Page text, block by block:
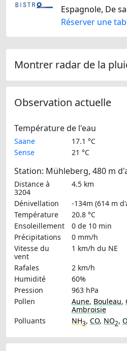
Réserver une
Montrer radar de la
Observation actuelle
Température de l'eau
Saane
17.1 °C
Sense
21 °C
Station: Mühleberg, 480 m
Distance à
3204
4.5 km
Dénivellation
-134m (614 m
Température
20.8 °C
Ensoleillement
0 de 10 min
Précipitations
0 mm/h
Vitesse du
vent
1 km/h du NE
Rafales
2 km/h
Humidité
60%
Pression
963 hPa
Pollen
Aune, Bouleau,
Ambroisie
Polluants
NH3, CO, NO2,